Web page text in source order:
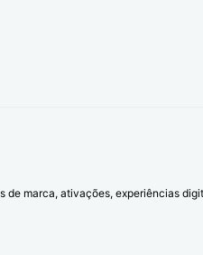
marca, ativações, experiências